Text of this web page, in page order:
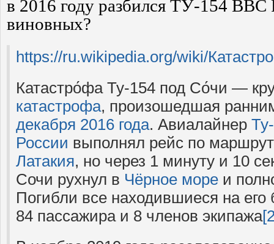
в 2016 году разбился ТУ-154
виновных?
https://ru.wikipedia.org/wiki/
Катастро́фа Ту-154 под Со́чи —
катастрофа, произошедшая
декабря 2016 года. Авиалайнер
России выполнял рейс по
Латакия, но через 1 минуту и 10
Сочи рухнул в Чёрное море и
Погибли все находившиеся на
84 пассажира и 8 членов экипажа